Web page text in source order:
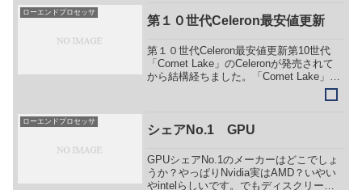
ローエンドプロセッサ
第１０世代Celeron最安値更新
第１０世代Celeron最安値更新第10世代
「Comet Lake」のCeleronが発売されて
から結構経ちました。「Comet Lake」の
価格も大分安定してきた模様。久しぶり
にWebのショッピングサイトを確認して
ローエンドプロセッサ
シェアNo.1 GPU
GPUシェアNo.1のメーカーはどこでしょ
うか？やっぱりNvidia実はAMD？いやい
やintelらしいです。でもディスクリート